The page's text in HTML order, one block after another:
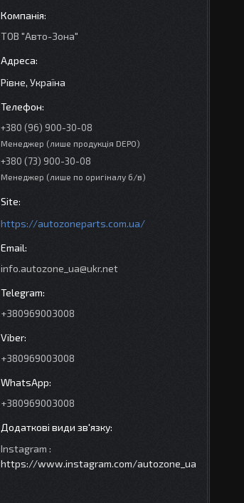
ТОВ "Авто-Зона"
Рівне, Україна
+380 (96) 900-30-08
Менеджер (лише продукція DEPO)
+380 (73) 900-30-08
Менеджер (лише по оригіналу б/в)
https://autozoneparts.com.ua/
info.autozone_ua@ukr.net
+380969003008
+380969003008
+380969003008
Instagram
https://www.instagram.com/autozone_ua